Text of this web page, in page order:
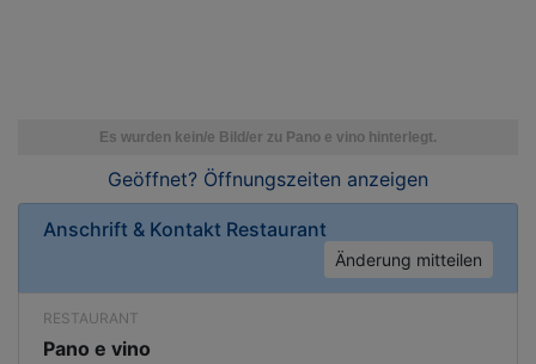
Geöffnet? Öffnungszeiten anzeigen
Anschrift & Kontakt Restaurant
Änderung mitteilen
RESTAURANT
Pano e vino